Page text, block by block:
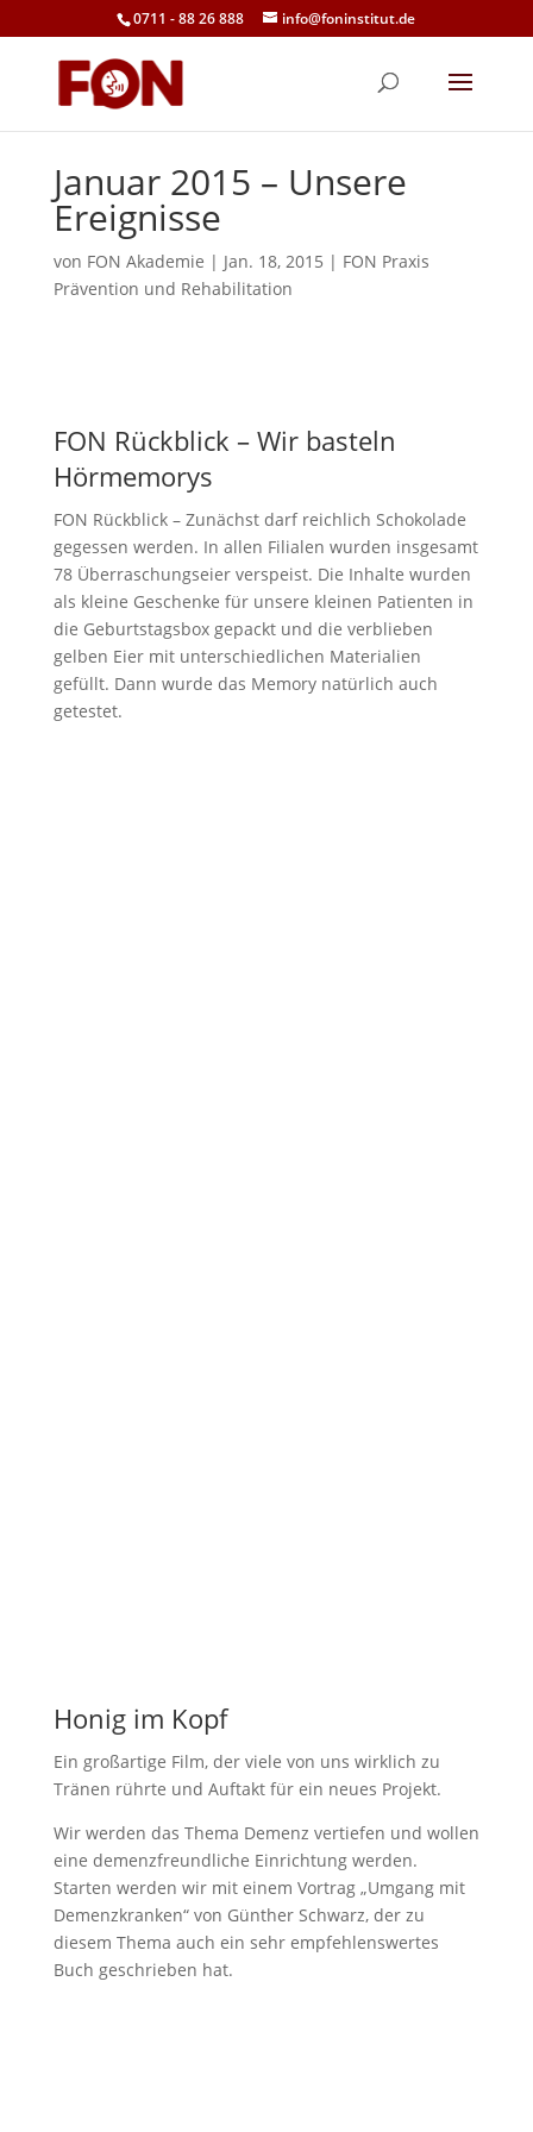
0711 - 88 26 888 info@foninstitut.de
Januar 2015 – Unsere
Ereignisse
von FON Akademie | Jan. 18, 2015 | FON Praxis
Prävention und Rehabilitation
FON Rückblick – Wir basteln
Hörmemorys
FON Rückblick – Zunächst darf reichlich Schokolade
gegessen werden. In allen Filialen wurden insgesamt
78 Überraschungseier verspeist. Die Inhalte wurden
als kleine Geschenke für unsere kleinen Patienten in
die Geburtstagsbox gepackt und die verblieben
gelben Eier mit unterschiedlichen Materialien
gefüllt. Dann wurde das Memory natürlich auch
getestet.
Honig im Kopf
Ein großartige Film, der viele von uns wirklich zu
Tränen rührte und Auftakt für ein neues Projekt.
Wir werden das Thema Demenz vertiefen und wollen
eine demenzfreundliche Einrichtung werden.
Starten werden wir mit einem Vortrag „Umgang mit
Demenzkranken“ von Günther Schwarz, der zu
diesem Thema auch ein sehr empfehlenswertes
Buch geschrieben hat.